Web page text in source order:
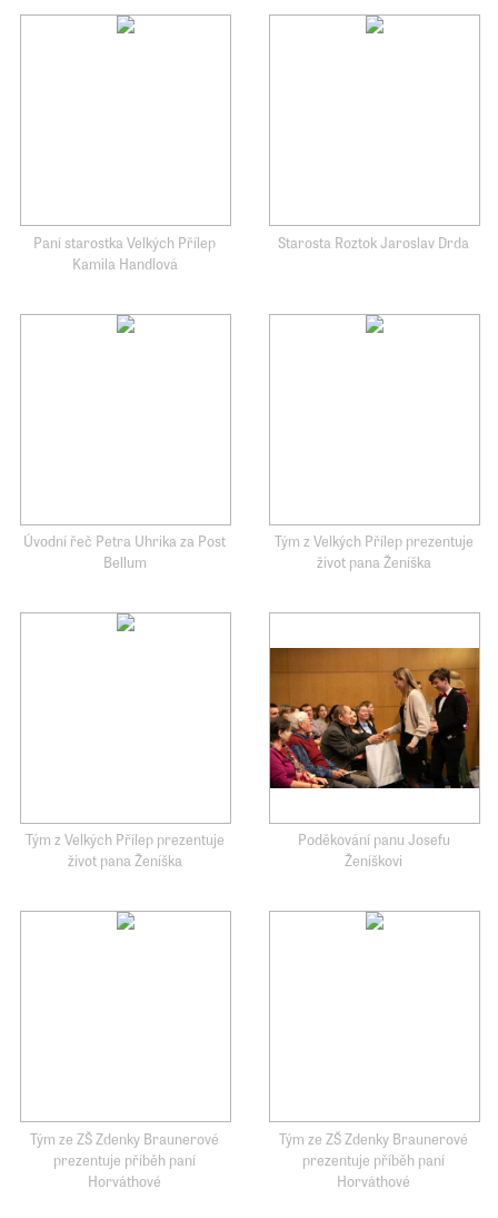
Paní starostka Velkých Přílep
Kamila Handlová
Starosta Roztok Jaroslav Drda
Úvodní řeč Petra Uhrika za Post
Bellum
Tým z Velkých Přílep prezentuje
život pana Ženíška
Tým z Velkých Přílep prezentuje
život pana Ženíška
Poděkování panu Josefu
Ženíškovi
Tým ze ZŠ Zdenky Braunerové
prezentuje příběh paní
Horváthové
Tým ze ZŠ Zdenky Braunerové
prezentuje příběh paní
Horváthové